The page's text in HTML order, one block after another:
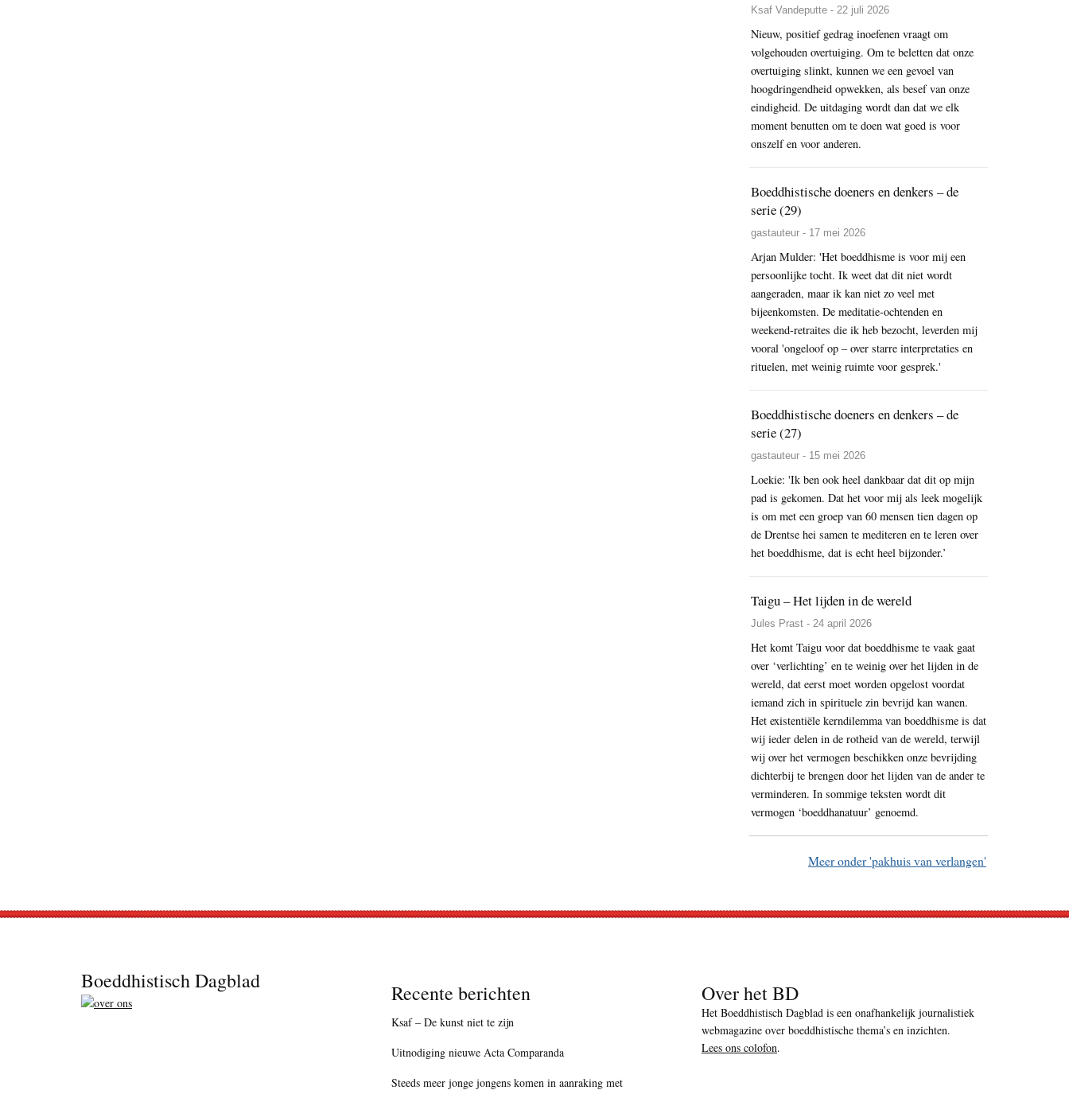
Ksaf Vandeputte - 22 juli 2026
Nieuw, positief gedrag inoefenen vraagt om
volgehouden overtuiging. Om te beletten dat onze
overtuiging slinkt, kunnen we een gevoel van
hoogdringendheid opwekken, als besef van onze
eindigheid. De uitdaging wordt dan dat we elk
moment benutten om te doen wat goed is voor
onszelf en voor anderen.
Boeddhistische doeners en denkers – de
serie (29)
gastauteur - 17 mei 2026
Arjan Mulder: 'Het boeddhisme is voor mij een
persoonlijke tocht. Ik weet dat dit niet wordt
aangeraden, maar ik kan niet zo veel met
bijeenkomsten. De meditatie-ochtenden en
weekend-retraites die ik heb bezocht, leverden mij
vooral 'ongeloof op – over starre interpretaties en
rituelen, met weinig ruimte voor gesprek.'
Boeddhistische doeners en denkers – de
serie (27)
gastauteur - 15 mei 2026
Loekie: 'Ik ben ook heel dankbaar dat dit op mijn
pad is gekomen. Dat het voor mij als leek mogelijk
is om met een groep van 60 mensen tien dagen op
de Drentse hei samen te mediteren en te leren over
het boeddhisme, dat is echt heel bijzonder.’
Taigu – Het lijden in de wereld
Jules Prast - 24 april 2026
Het komt Taigu voor dat boeddhisme te vaak gaat
over ‘verlichting’ en te weinig over het lijden in de
wereld, dat eerst moet worden opgelost voordat
iemand zich in spirituele zin bevrijd kan wanen.
Het existentiële kerndilemma van boeddhisme is dat
wij ieder delen in de rotheid van de wereld, terwijl
wij over het vermogen beschikken onze bevrijding
dichterbij te brengen door het lijden van de ander te
verminderen. In sommige teksten wordt dit
vermogen ‘boeddhanatuur’ genoemd.
Meer onder 'pakhuis van verlangen'
Boeddhistisch Dagblad Recente berichten
Ksaf – De kunst niet te zijn
Uitnodiging nieuwe Acta Comparanda
Steeds meer jonge jongens komen in aanraking met
Over het BD
Het Boeddhistisch Dagblad is een onafhankelijk journalistiek
webmagazine over boeddhistische thema’s en inzichten.
Lees ons colofon.